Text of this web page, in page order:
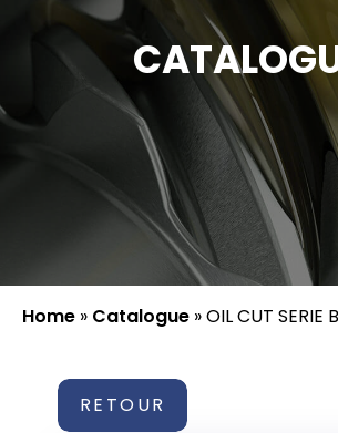
Home » Catalogue »OIL CUT SERIE B
RETOUR